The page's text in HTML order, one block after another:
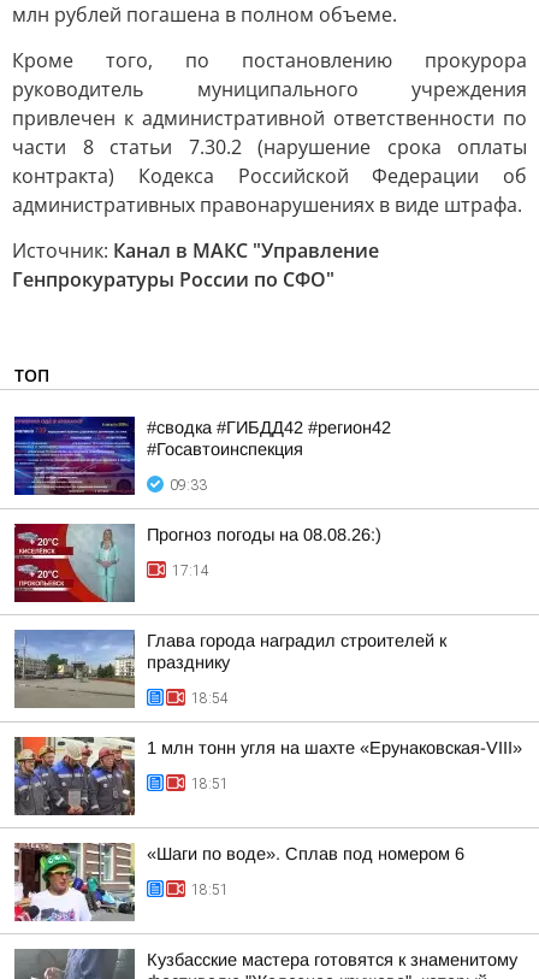
млн рублей погашена в полном объеме.
Кроме того, по постановлению прокурора
руководитель муниципального учреждения
привлечен к административной ответственности по
части 8 статьи 7.30.2 (нарушение срока оплаты
контракта) Кодекса Российской Федерации об
административных правонарушениях в виде штрафа.
Источник: Канал в МАКС "Управление
Генпрокуратуры России по СФО"
ТОП
#сводка #ГИБДД42 #регион42
#Госавтоинспекция
09:33
Прогноз погоды на 08.08.26:)
17:14
Глава города наградил строителей к
празднику
18:54
1 млн тонн угля на шахте «Ерунаковская-VIII»
18:51
«Шаги по воде». Сплав под номером 6
18:51
Кузбасские мастера готовятся к знаменитому